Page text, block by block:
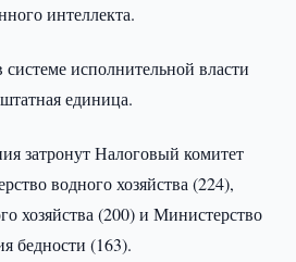
интеллекта.
исполнительной власти
единица.
затронут Налоговый комитет
водного хозяйства (224),
хозяйства (200) и Министерство
бедности (163).